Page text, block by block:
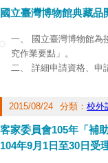
符合所訂補助項目者，
(電話:02-8512-6719)洽
國立臺灣博物館典藏品
一、 國立臺灣博物館為
究作業要點」。
二、 詳細申請資格、申
2015/08/24 分類： 校外
客家委員會105年「補
104年9月1日至30日受